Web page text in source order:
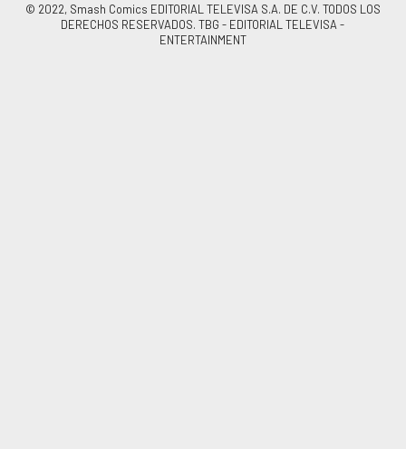
© 2022, Smash Comics EDITORIAL TELEVISA S.A. DE C.V. TODOS LOS
DERECHOS RESERVADOS. TBG - EDITORIAL TELEVISA -
ENTERTAINMENT